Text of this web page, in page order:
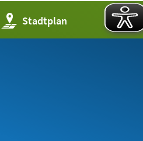
Stadtplan
(Öffnet
in
einem